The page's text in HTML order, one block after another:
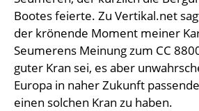
Bootes feierte. Zu Vertikal.net
der krönende Moment meiner
Seumerens Meinung zum CC
guter Kran sei, es aber
Europa in naher Zukunft
einen solchen Kran zu haben.